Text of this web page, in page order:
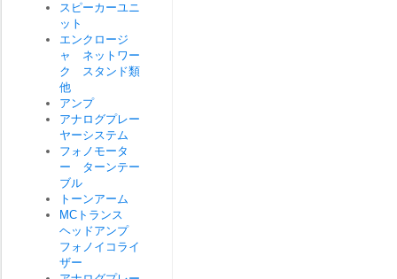
スピーカーユニ
ット
エンクロージ
ャ ネットワー
ク スタンド類
他
アンプ
アナログプレー
ヤーシステム
フォノモータ
ー ターンテー
ブル
トーンアーム
MCトランス
ヘッドアンプ
フォノイコライ
ザー